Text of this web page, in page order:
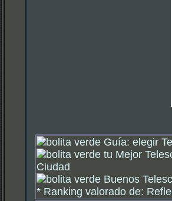
Guía: elegir
tu Mejor
Ciudad
Buenos
* Ranking valorado de: